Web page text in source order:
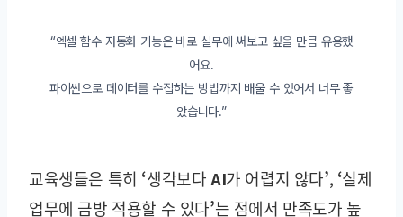
“엑셀 함수 자동화 기능은 바로 실무에 써보고 싶을 만큼 유용했
어요.
파이썬으로 데이터를 수집하는 방법까지 배울 수 있어서 너무 좋
았습니다.”
교육생들은 특히 ‘생각보다 AI가 어렵지 않다’, ‘실제
업무에 금방 적용할 수 있다’는 점에서 만족도가 높